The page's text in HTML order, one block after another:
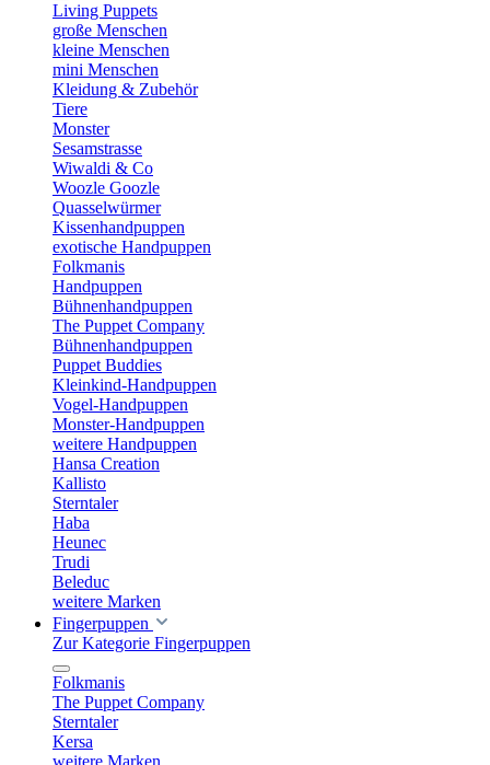
Living Puppets
große Menschen
kleine Menschen
mini Menschen
Kleidung & Zubehör
Tiere
Monster
Sesamstrasse
Wiwaldi & Co
Woozle Goozle
Quasselwürmer
Kissenhandpuppen
exotische Handpuppen
Folkmanis
Handpuppen
Bühnenhandpuppen
The Puppet Company
Bühnenhandpuppen
Puppet Buddies
Kleinkind-Handpuppen
Vogel-Handpuppen
Monster-Handpuppen
weitere Handpuppen
Hansa Creation
Kallisto
Sterntaler
Haba
Heunec
Trudi
Beleduc
weitere Marken
Fingerpuppen
Zur Kategorie Fingerpuppen
Folkmanis
The Puppet Company
Sterntaler
Kersa
weitere Marken